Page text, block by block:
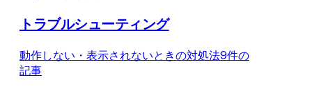
トラブルシューティング
動作しない・表示されないときの対処法9件の
記事